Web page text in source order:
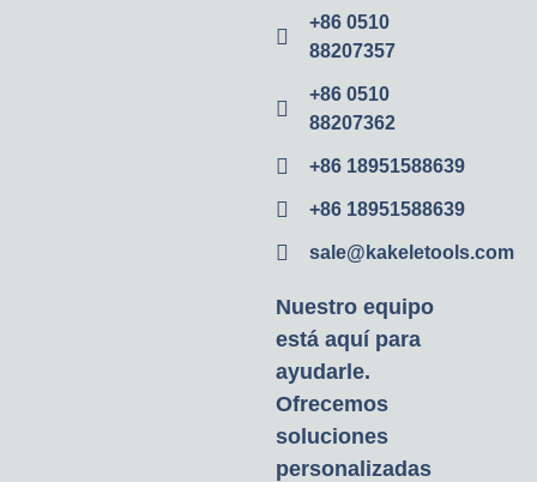
+86 0510
88207357
+86 0510
88207362
+86 18951588639
+86 18951588639
sale@kakeletools.com
Nuestro equipo
está aquí para
ayudarle.
Ofrecemos
soluciones
personalizadas